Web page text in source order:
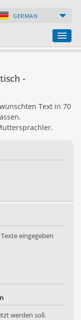
GERMAN
-
Text in 70
eingegeben
werden soll.